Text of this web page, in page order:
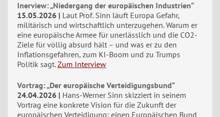
Inerview: „Niedergang der europäischen Industrien“
15.05.2026
Laut Prof. Sinn läuft Europa Gefahr,
militärisch und wirtschaftlich unterzugehen. Warum er
eine europäische Armee für unerlässlich und die CO2-
Ziele für völlig absurd hält – und was er zu den
Inflationsgefahren, zum KI-Boom und zu Trumps
Politik sagt. Zum Interview
Vortrag: „Der europäische Verteidigungsbund“
24.04.2026
Hans-Werner Sinn skizziert in seinem
Vortrag eine konkrete Vision für die Zukunft der
europäischen Verteidigung: einen Europäischen Bund